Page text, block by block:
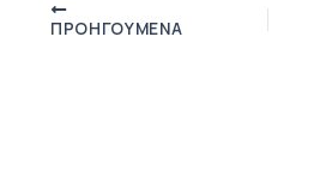
ΠΡΟΗΓΟΎΜΕΝΑ